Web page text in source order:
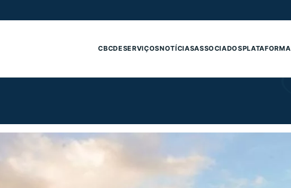
CBCDESERVIÇOSNOTÍCIASASSOCIADOSPLATAFORMA